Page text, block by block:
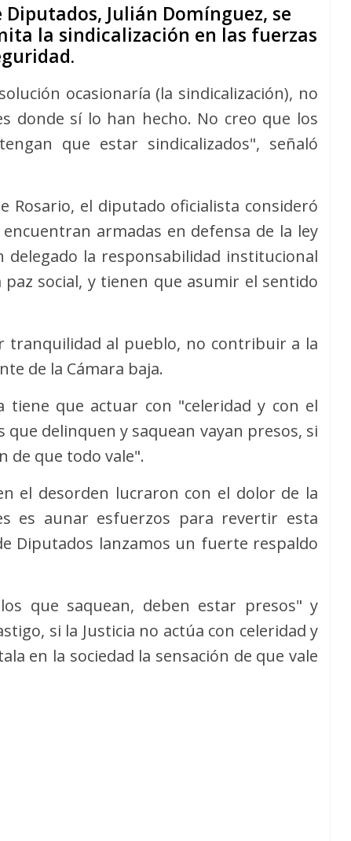
Julián Domínguez, se
la sindicalización en las fuerzas
ocasionaría (la sindicalización), no
donde sí lo han hecho. No creo que los
que estar sindicalizados", señaló
Rosario, el diputado oficialista consideró
armadas en defensa de la ley
delegado la responsabilidad institucional
social, y tienen que asumir el sentido
tranquilidad al pueblo, no contribuir a la
de la Cámara baja.
que actuar con "celeridad y con el
delinquen y saquean vayan presos, si
de que todo vale".
el desorden lucraron con el dolor de la
es aunar esfuerzos para revertir esta
Diputados lanzamos un fuerte respaldo
que saquean, deben estar presos" y
si la Justicia no actúa con celeridad y
en la sociedad la sensación de que vale